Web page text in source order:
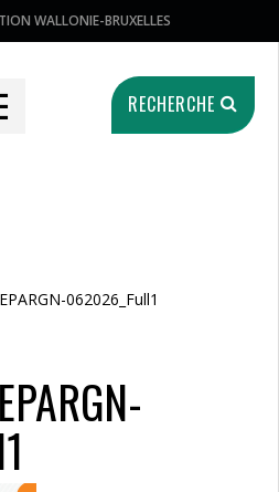
WALLONIE-BRUXELLES
RECHERCHE
062026_Full1